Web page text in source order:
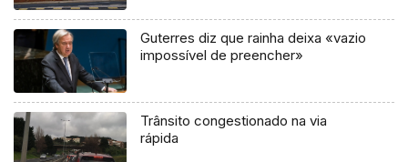
Guterres diz que rainha deixa «vazio
impossível de preencher»
Trânsito congestionado na via
rápida